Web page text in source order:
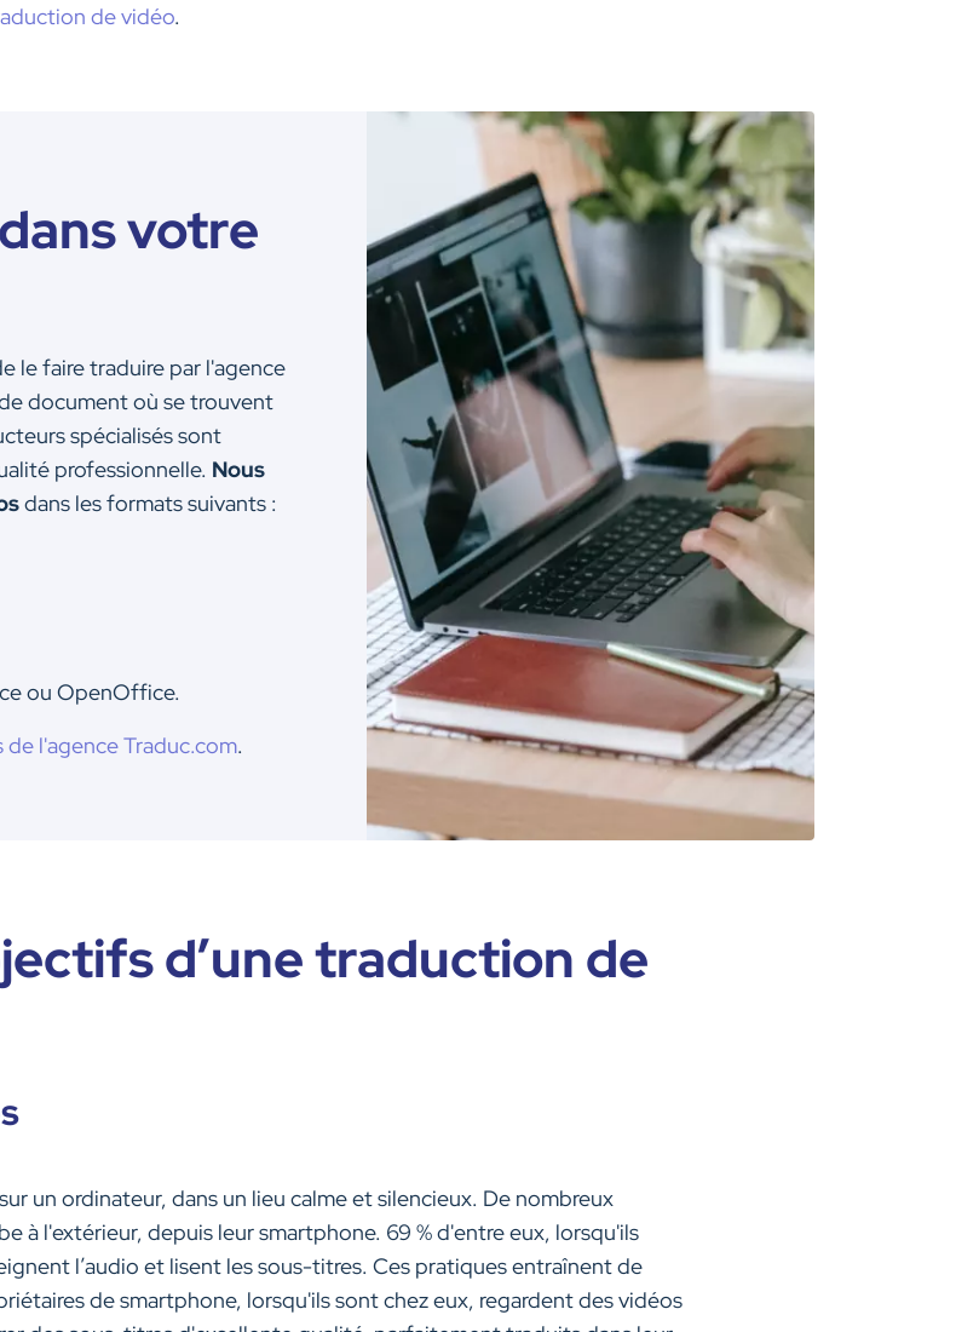
de vidéo.
votre
le faire traduire par l'agence
document où se trouvent
spécialisés sont
professionnelle. Nous
dans les formats suivants :
ou OpenOffice.
de l'agence Traduc.com.
d’une traduction de
un ordinateur, dans un lieu calme et silencieux. De nombreux
à l'extérieur, depuis leur smartphone. 69 % d'entre eux, lorsqu'ils
l’audio et lisent les sous-titres. Ces pratiques entraînent de
de smartphone, lorsqu'ils sont chez eux, regardent des vidéos